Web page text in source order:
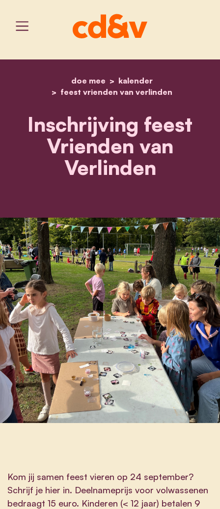
home
doe mee
kalender
feest vrienden van verlinden
inschrijving feest
Inschrijving feest
Vrienden van
Verlinden
Kom jij samen feest vieren op 24 september?
Schrijf je hier in. Deelnameprijs voor volwassenen
bedraagt 15 euro. Kinderen (< 12 jaar) betalen 9